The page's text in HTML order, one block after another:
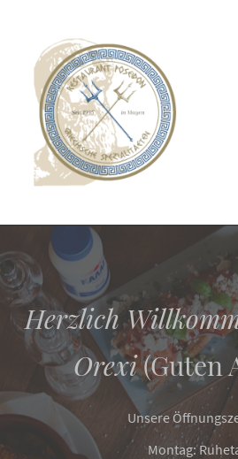
Herzlich
Orexi(Guten
Unsere
Montag: